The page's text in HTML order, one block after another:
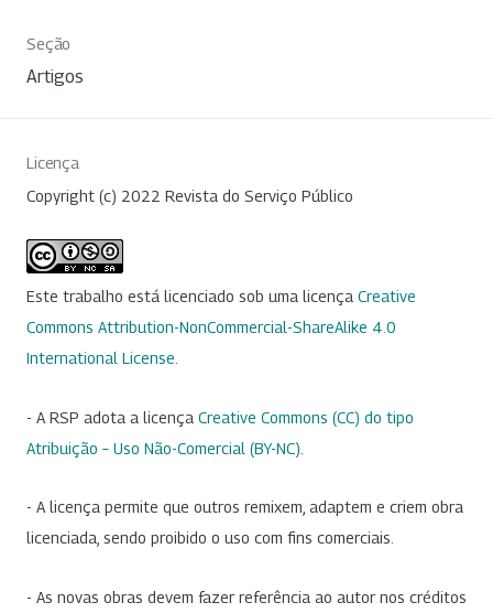
Seção
Artigos
Licença
Copyright (c) 2022 Revista do Serviço Público
Este trabalho está licenciado sob uma licença Creative
Commons Attribution-NonCommercial-ShareAlike 4.0
International License
- A RSP adota a licença Creative Commons (CC) do tipo
Atribuição – Uso Não-Comercial (BY-NC)
- A licença permite que outros remixem, adaptem e criem obra
licenciada, sendo proibido o uso com fins comerciais.
- As novas obras devem fazer referência ao autor nos créditos